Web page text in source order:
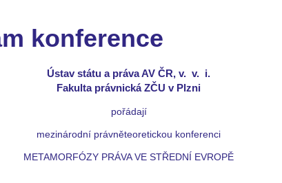
konference
Ústav státu a práva AV ČR, v. v. i.
Fakulta právnická ZČU v Plzni
pořádají
mezinárodní právněteoretickou konferenci
METAMORFÓZY PRÁVA VE STŘEDNÍ EVROPĚ